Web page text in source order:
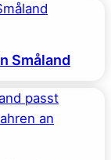
Småland